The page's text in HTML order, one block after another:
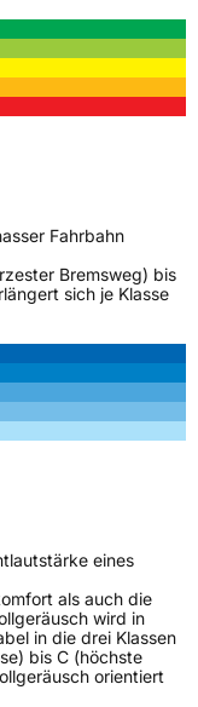
Fahrbahn
Bremsweg) bis
sich je Klasse
eines
als auch die
wird in
in die drei Klassen
bis C (höchste
orientiert